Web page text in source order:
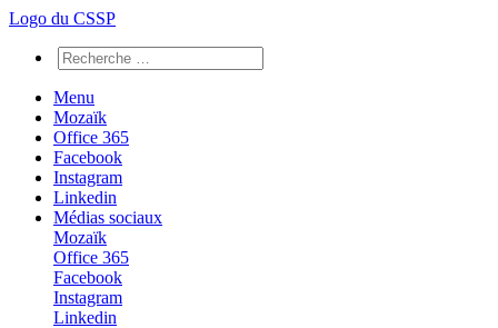
Logo du CSSP
Menu
Mozaïk
Office 365
Facebook
Instagram
Linkedin
Médias sociaux
Mozaïk
Office 365
Facebook
Instagram
Linkedin